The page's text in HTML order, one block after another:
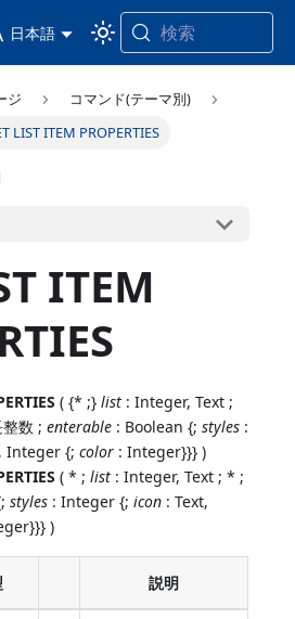
ション
日本語 検索
ジ
コマンド(テーマ別)
LIST ITEM PROPERTIES
ITEM
( {* ;}list : Integer, Text ;
整数 ;enterable : Boolean {;styles :
Integer {;color : Integer}}} )
( * ;list : Integer, Text ; * ;
styles : Integer {;icon : Text,
)
説明